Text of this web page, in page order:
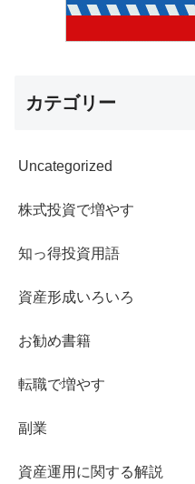
カテゴリー
Uncategorized
株式投資で増やす
知っ得投資用語
資産形成いろいろ
お勧め書籍
転職で増やす
副業
資産運用に関する解説